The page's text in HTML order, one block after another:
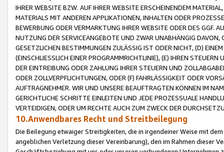
IHRER WEBSITE BZW. AUF IHRER WEBSITE ERSCHEINENDEM
MATERIALS MIT ANDEREN APPLIKATIONEN, INHALTEN ODER
BEWERBUNG ODER VERMARKTUNG IHRER WEBSITE ODER DES GGF.
NUTZUNG DER SERVICEANGEBOTE UND ZWAR UNABHÄNGIG
GESETZLICHEN BESTIMMUNGEN ZULÄSSIG IST ODER NICHT, (D)
(EINSCHLIESSLICH EINER PROGRAMMRICHTLINIE), (E) IHREN
DER EINTREIBUNG ODER ZAHLUNG IHRER STEUERN UND
ODER ZOLLVERPFLICHTUNGEN, ODER (F) FAHRLÄSSIGKEIT ODER
AUFTRAGNEHMER. WIR UND UNSERE BEAUFTRAGTEN KÖNNEN IM
GERICHTLICHE SCHRITTE EINLEITEN UND JEDE PROZESSUALE
VERTEIDIGEN, ODER UM RECHTE AUCH ZUM ZWECK DER
10.Anwendbares Recht und Streitbeilegung
Die Beilegung etwaiger Streitigkeiten, die in irgendeiner Weise mit
angeblichen Verletzung dieser Vereinbarung), den im Rahmen dieser